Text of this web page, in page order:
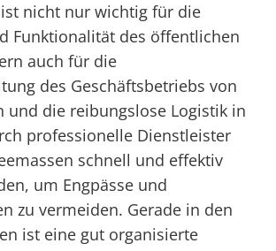
nicht nur wichtig für die
Funktionalität des öffentlichen
auch für die
des Geschäftsbetriebs von
und die reibungslose Logistik in
professionelle Dienstleister
schnell und effektiv
um Engpässe und
zu vermeiden. Gerade in den
ist eine gut organisierte